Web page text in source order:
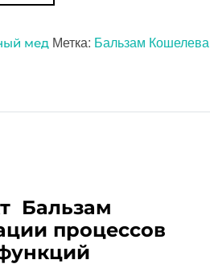
мед Метка: Бальзам Кошелева
Бальзам
процессов